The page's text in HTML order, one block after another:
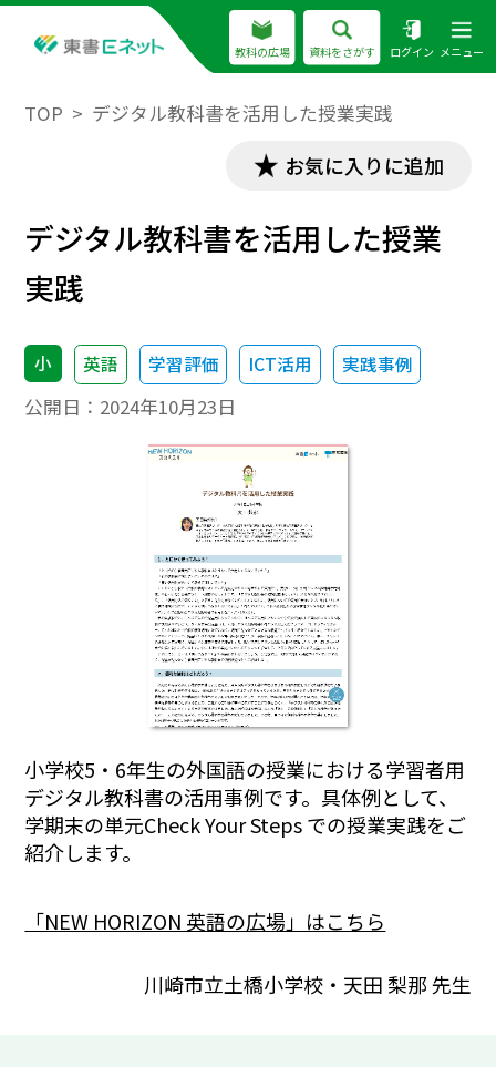
教科の広場 資料をさがす ログイン メニュー
TOP デジタル教科書を活用した授業実践
お気に入りに追加
デジタル教科書を活用した授業
実践
小 英語 学習評価 ICT活用 実践事例
公開日： 2024年10月23日
小学校5・6年生の外国語の授業における学習者用
デジタル教科書の活用事例です。具体例として、
学期末の単元Check Your Steps での授業実践をご
紹介します。
「NEW HORIZON 英語の広場」はこちら
川崎市立土橋小学校・天田 梨那 先生